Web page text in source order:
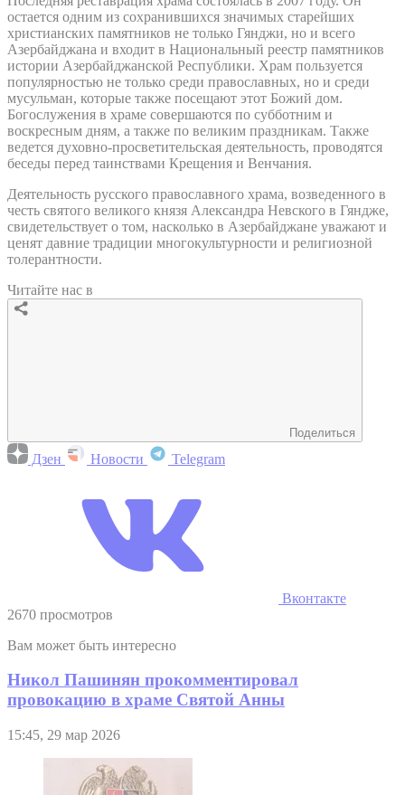
остается одним из сохранившихся значимых старейших
христианских памятников не только Гянджи, но и всего
Азербайджана и входит в Национальный реестр памятников
истории Азербайджанской Республики. Храм пользуется
популярностью не только среди православных, но и среди
мусульман, которые также посещают этот Божий дом.
Богослужения в храме совершаются по субботним и
воскресным дням, а также по великим праздникам. Также
ведется духовно-просветительская деятельность, проводятся
беседы перед таинствами Крещения и Венчания.
Деятельность русского православного храма, возведенного в
честь святого великого князя Александра Невского в Гяндже,
свидетельствует о том, насколько в Азербайджане уважают и
ценят давние традиции многокультурности и религиозной
толерантности.
Читайте нас в
Поделиться
Дзен Новости Telegram
Вконтакте
2670 просмотров
Вам может быть интересно
Никол Пашинян прокомментировал
провокацию в храме Святой Анны
15:45, 29 мар 2026